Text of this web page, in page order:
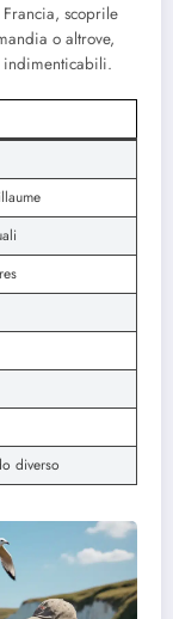
scoprile
o altrove,
indimenticabili.
diverso